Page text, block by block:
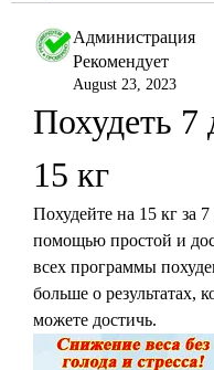
Администрация
Рекомендует
August 23, 2023
Похудеть 7
15 кг
Похудейте на 15 кг за
помощью простой и
всех программы
больше о результатах,
можете достичь.